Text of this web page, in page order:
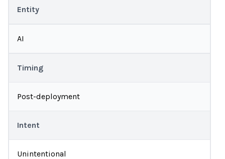
Entity
AI
Timing
Post-deployment
Intent
Unintentional